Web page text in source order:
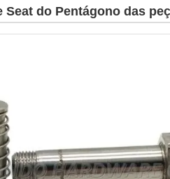
empresado Pentágono das